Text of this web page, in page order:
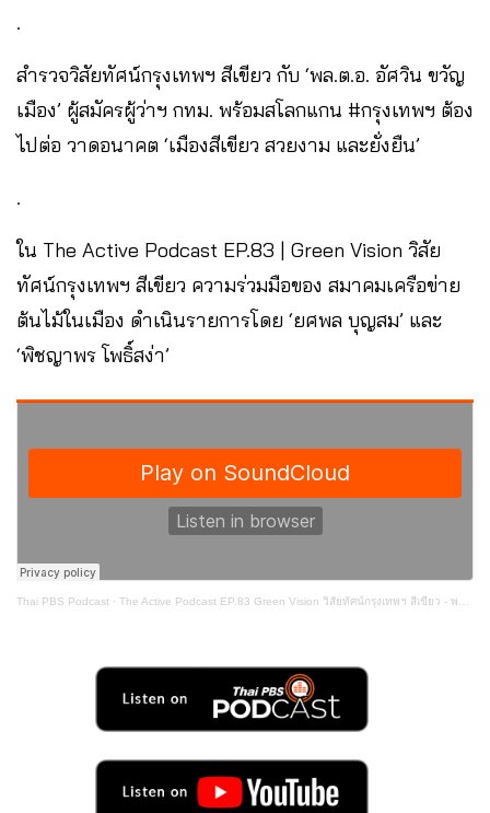
.
สำรวจวิสัยทัศน์กรุงเทพฯ สีเขียว กับ ‘พล.ต.อ. อัศวิน ขวัญ
เมือง’ ผู้สมัครผู้ว่าฯ กทม. พร้อมสโลกแกน #กรุงเทพฯ ต้อง
ไปต่อ วาดอนาคต ‘เมืองสีเขียว สวยงาม และยั่งยืน’
.
ใน The Active Podcast EP.83 | Green Vision วิสัย
ทัศน์กรุงเทพฯ สีเขียว ความร่วมมือของ สมาคมเครือข่าย
ต้นไม้ในเมือง ดำเนินรายการโดย ‘ยศพล บุญสม’ และ
‘พิชญาพร โพธิ์สง่า’
Thai PBS Podcast · The Active Podcast EP.83 Green Vision วิสัยทัศน์กรุงเทพฯ สีเขียว - พล.ต.อ. อัศวิน ขวัญเมือง